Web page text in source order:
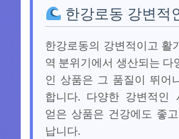
한강로동 강변적
한강로동의 강변적이고 활
역 분위기에서 생산되는 다
인 상품은 그 품질이 뛰어
합니다. 다양한 강변적인
얻은 상품은 건강에도 좋
납니다.